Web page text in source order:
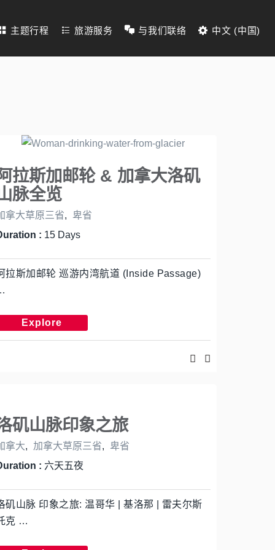
主题行程 旅游服务 与我们联络 中文 (中国)
拉斯加邮轮 & 加拿大洛矶
脉全览
拿大草原三省,
卑省
: 15 Days
拉斯加邮轮 巡游内湾航道 (Inside Passage)
Explore
矶山脉印象之旅
拿大, 加拿大草原三省,
卑省
: 六天五夜
矶山脉 印象之旅: 温哥华 | 基洛那 | 雷夫尔斯
克 …